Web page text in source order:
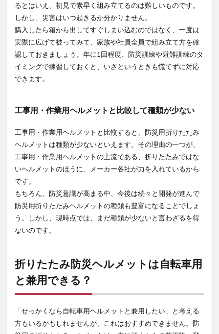
ない
選び
方
4.1
国家
検定
合格
品
度・
ぶ
4.3
組み
立
たた
みが
4.4
ズに
合っ
てい
る
4.5
デザ
るとはいえ、初見で素早く組み立てるのは難しいものです。
しかし、災害はいつ起きるか分かりません。
購入したら箱から出してすぐしまい込むのではなく、一度は
実際に広げて被ってみて、家族や社員全員で組み立て方を確
認しておきましょう。年に1回程度、防災訓練や避難訓練のタ
イミングで練習しておくと、いざというときも慌てずに対応
できます。
工事用・作業用ヘルメットと比較して種類が少ない
工事用・作業用ヘルメットと比較すると、防災用折りたたみ
ヘルメットは種類が少ないといえます。その理由の一つが、
工事用・作業用ヘルメットの主流である、折りたたみではな
いヘルメットのほうに、メーカー各社が力を入れているから
です。
もちろん、防災意識が高まる中、今後は続々と開発が進んで
防災用折りたたみヘルメットの種類も豊富になることでしょ
う。しかし、現時点では、まだ種類が少ないと言わざるを得
ないのです。
折りたたみ防災ヘルメットは自転車用
と兼用できる？
「せっかくなら自転車用ヘルメットと兼用したい」と考える
方もいるかもしれませんが、これはおすすめできません。防